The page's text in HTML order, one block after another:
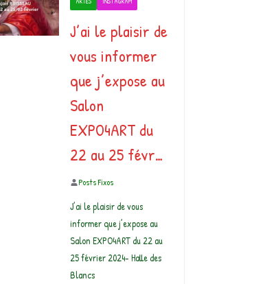
J’ai le plaisir de
vous informer
que j’expose au
Salon
EXPO4ART du
22 au 25 févr…
Posts Fixos
J’ai le plaisir de vous
informer que j’expose au
Salon EXPO4ART du 22 au
25 février 2024- Halle des
Blancs